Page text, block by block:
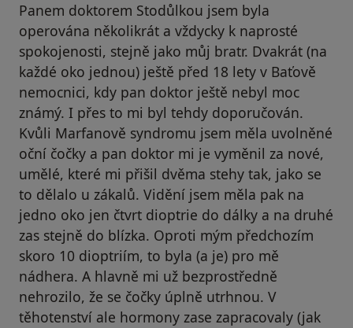
Panem doktorem Stodůlkou jsem byla
operována několikrát a vždycky k naprosté
spokojenosti, stejně jako můj bratr. Dvakrát (na
každé oko jednou) ještě před 18 lety v Baťově
nemocnici, kdy pan doktor ještě nebyl moc
známý. I přes to mi byl tehdy doporučován.
Kvůli Marfanově syndromu jsem měla uvolněné
oční čočky a pan doktor mi je vyměnil za nové,
umělé, které mi přišil dvěma stehy tak, jako se
to dělalo u zákalů. Vidění jsem měla pak na
jedno oko jen čtvrt dioptrie do dálky a na druhé
zas stejně do blízka. Oproti mým předchozím
skoro 10 dioptriím, to byla (a je) pro mě
nádhera. A hlavně mi už bezprostředně
nehrozilo, že se čočky úplně utrhnou. V
těhotenství ale hormony zase zapracovaly (jak